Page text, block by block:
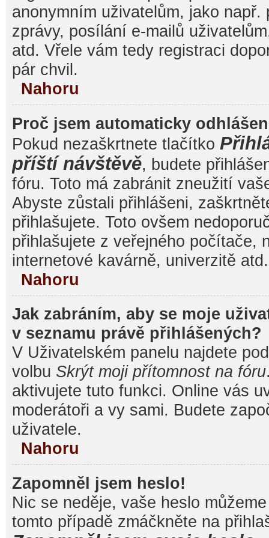
anonymním uživatelům, jako např.
zprávy, posílání e-mailů
atd. Vřele vám tedy registraci
pár chvil.
Nahoru
Proč jsem automaticky
Pokud nezaškrtnete tlačítko
příští návštěvě, budete
fóru. Toto má zabránit zneužití
Abyste zůstali přihlášeni,
přihlašujete. Toto ovšem
přihlašujete z veřejného počítače,
internetové kavárně, univerzitě atd.
Nahoru
Jak zabráním, aby se moje
v seznamu právě přihlášených?
V Uživatelském panelu najdete
volbu Skrýt moji přítomnost na fóru
aktivujete tuto funkci. Online vás
moderátoři a vy sami. Budete
uživatele.
Nahoru
Zapomněl jsem heslo!
Nic se neděje, vaše heslo
tomto případě zmáčkněte na